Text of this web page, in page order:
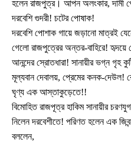
হলেন রাজপুত্র। আপন অলংকার, দামী
দরবেশি গুদরী! চটের পোষাক!
দরবেশি পোশাক গায়ে জড়ানো মাত্রই
গেলো রাজপুত্রের অন্তর-বাহিরে!
আনন্দের স্রোতধারা! সানায়ীর ভগ্ন গৃহ
মূল্যবান দেবালয়, প্রেমের কনক-দেউল!
ঘৃণ্য এক আস্তাকুড়েতে!!
বিমোহিত রাজপূত্র হাকিম সানায়ীর
নিলেন দরবেশীতে! পরিণত হলেন এক
বললেন,